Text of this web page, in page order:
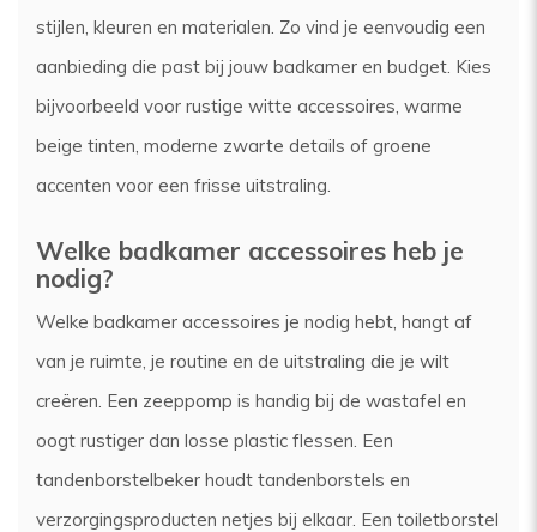
stijlen, kleuren en materialen. Zo vind je eenvoudig een
aanbieding die past bij jouw badkamer en budget. Kies
bijvoorbeeld voor rustige witte accessoires, warme
beige tinten, moderne zwarte details of groene
accenten voor een frisse uitstraling.
Welke badkamer accessoires heb je
nodig?
Welke badkamer accessoires je nodig hebt, hangt af
van je ruimte, je routine en de uitstraling die je wilt
creëren. Een zeeppomp is handig bij de wastafel en
oogt rustiger dan losse plastic flessen. Een
tandenborstelbeker houdt tandenborstels en
verzorgingsproducten netjes bij elkaar. Een toiletborstel